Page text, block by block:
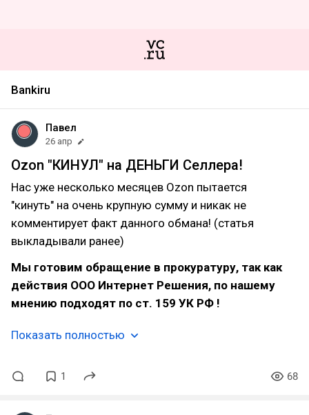
Bankiru
Павел
26 апр
Ozon "КИНУЛ" на ДЕНЬГИ Селлера!
Нас уже несколько месяцев Ozon пытается
"кинуть" на очень крупную сумму и никак не
комментирует факт данного обмана! (статья
выкладывали ранее)
Мы готовим обращение в прокуратуру, так как
действия ООО Интернет Решения, по нашему
мнению подходят по ст. 159 УК РФ !
Показать полностью
1 68